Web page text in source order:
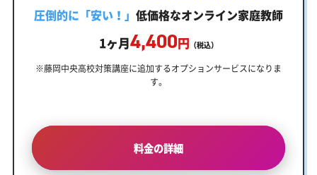
圧倒的に「安い！」 低価格なオンライン家庭教師
1ヶ月4,400円 （税込）
※藤岡中央高校対策講座に追加するオプションサービスになりま
す。
料金の詳細